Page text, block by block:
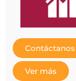
Contáctanos
Ver más